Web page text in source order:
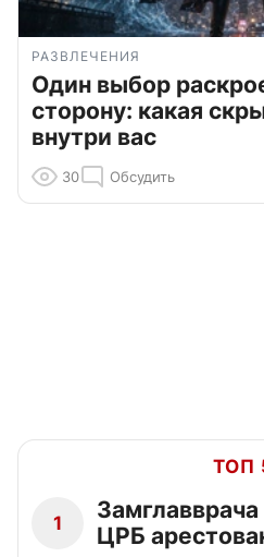
РАЗВЛЕЧЕНИЯ
Один выбор
сторону: какая
внутри вас
30 Обсудить
ТОП
1
ЦРБ